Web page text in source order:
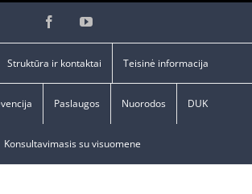
FacebookYouTube
Struktūra ir kontaktai Teisinė informacija
Paslaugos Nuorodos DUK
Konsultavimasis su visuomene